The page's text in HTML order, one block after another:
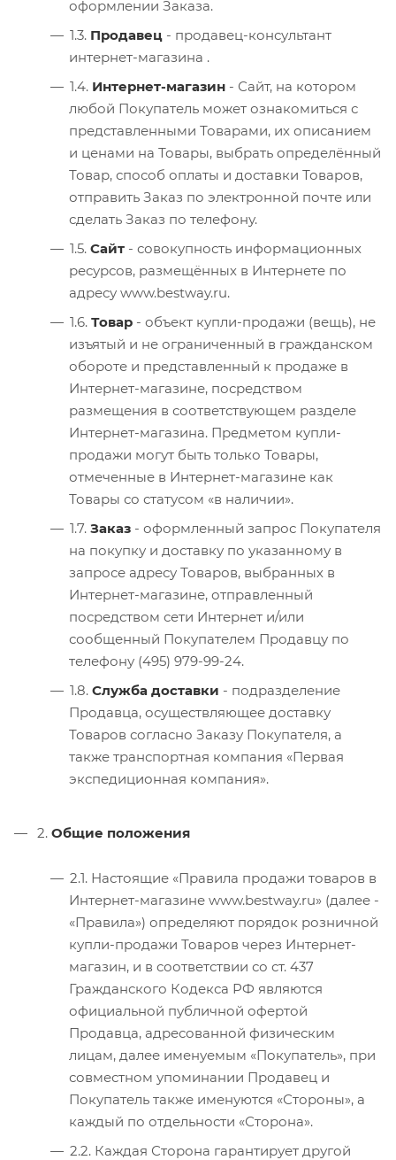
оформлении Заказа.
1.3. Продавец - продавец-консультант
интернет-магазина .
1.4. Интернет-магазин - Сайт, на котором
любой Покупатель может ознакомиться с
представленными Товарами, их описанием
и ценами на Товары, выбрать определённый
Товар, способ оплаты и доставки Товаров,
отправить Заказ по электронной почте или
сделать Заказ по телефону.
1.5. Сайт - совокупность информационных
ресурсов, размещённых в Интернете по
адресу www.bestway.ru.
1.6. Товар - объект купли-продажи (вещь), не
изъятый и не ограниченный в гражданском
обороте и представленный к продаже в
Интернет-магазине, посредством
размещения в соответствующем разделе
Интернет-магазина. Предметом купли-
продажи могут быть только Товары,
отмеченные в Интернет-магазине как
Товары со статусом «в наличии».
1.7. Заказ - оформленный запрос Покупателя
на покупку и доставку по указанному в
запросе адресу Товаров, выбранных в
Интернет-магазине, отправленный
посредством сети Интернет и/или
сообщенный Покупателем Продавцу по
телефону (495) 979-99-24.
1.8. Служба доставки - подразделение
Продавца, осуществляющее доставку
Товаров согласно Заказу Покупателя, а
также транспортная компания «Первая
экспедиционная компания».
2. Общие положения
2.1. Настоящие «Правила продажи товаров в
Интернет-магазине www.bestway.ru» (далее -
«Правила») определяют порядок розничной
купли-продажи Товаров через Интернет-
магазин, и в соответствии со ст. 437
Гражданского Кодекса РФ являются
официальной публичной офертой
Продавца, адресованной физическим
лицам, далее именуемым «Покупатель», при
совместном упоминании Продавец и
Покупатель также именуются «Стороны», а
каждый по отдельности «Сторона».
2.2. Каждая Сторона гарантирует другой